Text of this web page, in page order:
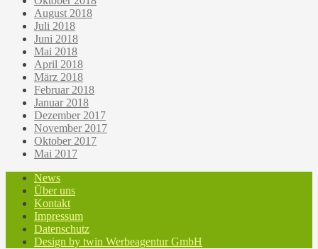
August 2018
Juli 2018
Juni 2018
Mai 2018
April 2018
März 2018
Februar 2018
Januar 2018
Dezember 2017
November 2017
Oktober 2017
Mai 2017
News
Über uns
Kontakt
Impressum
Datenschutz
Design by twin Werbeagentur GmbH